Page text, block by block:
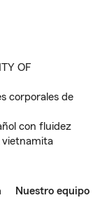
OF
corporales de
con fluidez
vietnamita
Nuestro equipo